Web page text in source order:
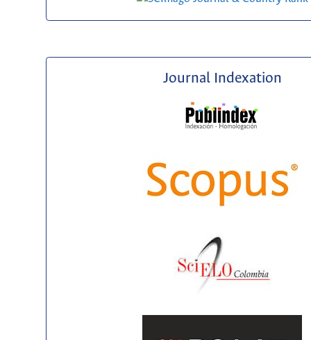
Journal Indexation